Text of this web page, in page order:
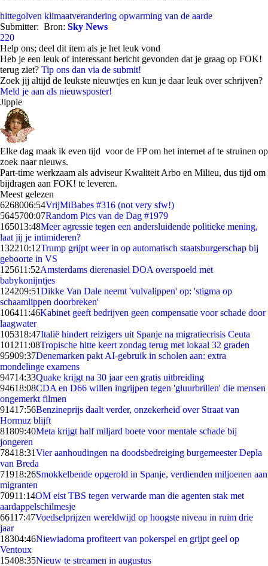
hittegolven klimaatverandering opwarming van de aarde
Submitter: Bron: Sky News
220
Help ons; deel dit item als je het leuk vond
Heb je een leuk of interessant bericht gevonden dat je graag op FOK!
terug ziet? Tip ons dan via de submit!
Zoek jij altijd de leukste nieuwtjes en kun je daar leuk over schrijven?
Meld je aan als nieuwsposter!
Jippie
Elke dag maak ik even tijd voor de FP om het internet af te struinen op
zoek naar nieuws.
Part-time werkzaam als adviseur Kwaliteit Arbo en Milieu, dus tijd om
bijdragen aan FOK! te leveren.
Meest gelezen
6268006:54VrijMiBabes #316 (not very sfw!)
5645700:07Random Pics van de Dag #1979
165013:48Meer agressie tegen een andersluidende politieke mening,
laat jij je intimideren?
132210:12Trump grijpt weer in op automatisch staatsburgerschap bij
geboorte in VS
125611:52Amsterdams dierenasiel DOA overspoeld met
babykonijntjes
124209:51Dikke Van Dale neemt 'vulvalippen' op: 'stigma op
schaamlippen doorbreken'
106411:46Kabinet geeft bedrijven geen compensatie voor schade door
laagwater
105318:47Italië hindert reizigers uit Spanje na migratiecrisis Ceuta
101211:08Tropische hitte keert zondag terug met lokaal 32 graden
95909:37Denemarken pakt AI-gebruik in scholen aan: extra
mondelinge examens
94714:33Quake krijgt na 30 jaar een gratis uitbreiding
94618:08CDA en D66 willen ingrijpen tegen 'gluurbrillen' die mensen
ongemerkt filmen
91417:56Benzineprijs daalt verder, onzekerheid over Straat van
Hormuz blijft
81809:40Meta krijgt half miljard boete voor mentale schade bij
jongeren
78418:31Vier aanhoudingen na doodsbedreiging burgemeester Depla
van Breda
71918:26Smokkelbende opgerold in Spanje, verdienden miljoenen aan
migranten
70911:14OM eist TBS tegen verwarde man die agenten stak met
aardappelschilmesje
66117:47Voedselprijzen wereldwijd op hoogste niveau in ruim drie
jaar
18304:46Niewiadoma profiteert van pokerspel en grijpt geel op
Ventoux
15408:35Nieuw te streamen in augustus